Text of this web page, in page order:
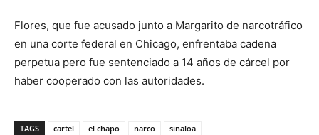
Flores, que fue acusado junto a Margarito de narcotráfico
en una corte federal en Chicago, enfrentaba cadena
perpetua pero fue sentenciado a 14 años de cárcel por
haber cooperado con las autoridades.
TAGS cartel el chapo narco sinaloa